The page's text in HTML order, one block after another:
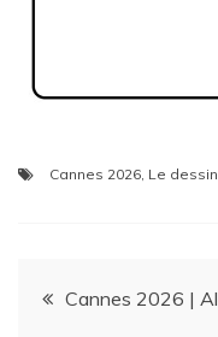
Cannes 2026, Le
Navigation
Cannes 2026 |